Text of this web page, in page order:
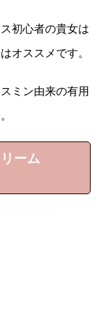
初心者の貴女は
オススメです。
ミン由来の有用
リーム